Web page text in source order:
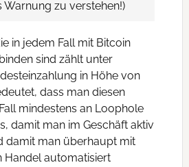
Warnung zu verstehen!)
in jedem Fall mit Bitcoin
sind zählt unter
in Höhe von
dass man diesen
mindestens an Loophole
damit man im Geschäft aktiv
damit man überhaupt mit
Handel automatisiert